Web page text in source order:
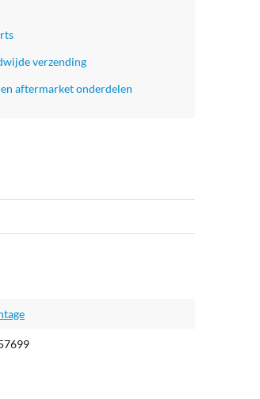
verzending
aftermarket onderdelen